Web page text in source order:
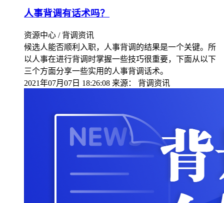
人事背调有话术吗？
资源中心 / 背调资讯
候选人能否顺利入职，人事背调的结果是一个关键。所
以人事在进行背调时掌握一些技巧很重要，下面从以下
三个方面分享一些实用的人事背调话术。
2021年07月07日 18:26:08 来源： 背调资讯